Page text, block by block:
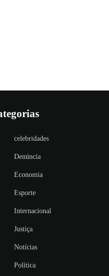
celebridades
Denúncia
Economia
Esporte
Internacional
Justiça
Notícias
Política